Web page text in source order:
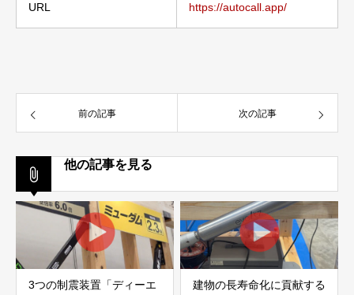
URL https://autocall.app/
前の記事 次の記事
他の記事を見る
3つの制震装置「ディーエ
建物の長寿命化に貢献する